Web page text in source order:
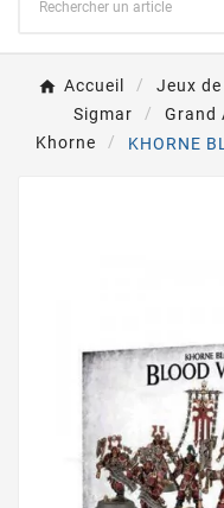
Accueil Jeux
Sigmar
Grand
Khorne
KHORNE